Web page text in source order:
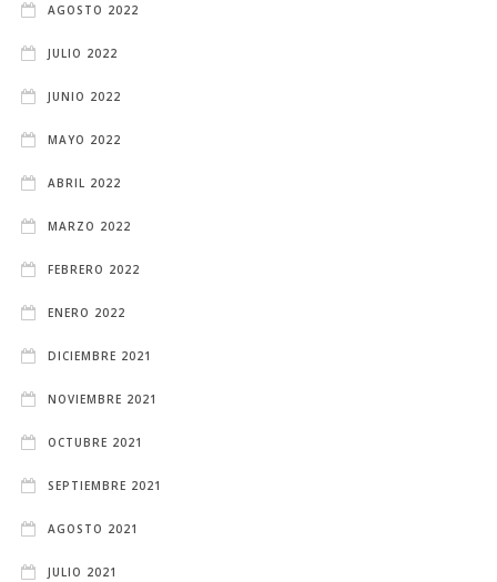
AGOSTO 2022
JULIO 2022
JUNIO 2022
MAYO 2022
ABRIL 2022
MARZO 2022
FEBRERO 2022
ENERO 2022
DICIEMBRE 2021
NOVIEMBRE 2021
OCTUBRE 2021
SEPTIEMBRE 2021
AGOSTO 2021
JULIO 2021